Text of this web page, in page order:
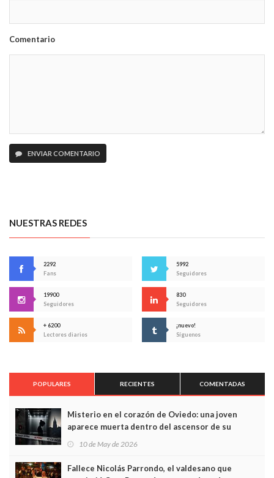
Comentario
ENVIAR COMENTARIO
NUESTRAS REDES
2292
Fans
5992
Seguidores
19900
Seguidores
830
Seguidores
+ 6200
Lectores diarios
¡nuevo!
Síguenos
POPULARES RECIENTES COMENTADAS
Misterio en el corazón de Oviedo: una joven
aparece muerta dentro del ascensor de su
edificio y las cámaras captan sus últimos minutos
10 de May de 2026
Fallece Nicolás Parrondo, el valdesano que